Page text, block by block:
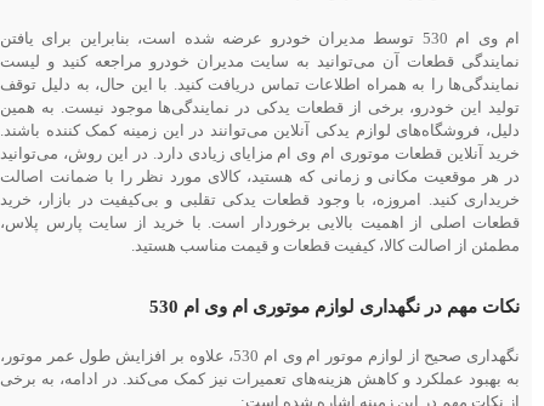
ام وی ام 530 توسط مدیران خودرو عرضه شده است، بنابراین برای یافتن
نمایندگی قطعات آن می‌توانید به سایت مدیران خودرو مراجعه کنید و لیست
نمایندگی‌ها را به همراه اطلاعات تماس دریافت کنید. با این حال، به دلیل توقف
تولید این خودرو، برخی از قطعات یدکی در نمایندگی‌ها موجود نیست. به همین
دلیل، فروشگاه‌های لوازم یدکی آنلاین می‌توانند در این زمینه کمک کننده باشند.
خرید آنلاین قطعات موتوری ام وی ام مزایای زیادی دارد. در این روش، می‌توانید
در هر موقعیت مکانی و زمانی که هستید، کالای مورد نظر را با ضمانت اصالت
خریداری کنید. امروزه، با وجود قطعات یدکی تقلبی و بی‌کیفیت در بازار، خرید
قطعات اصلی از اهمیت بالایی برخوردار است. با خرید از سایت پارس پلاس،
مطمئن از اصالت کالا، کیفیت قطعات و قیمت مناسب هستید.
نکات مهم در نگهداری لوازم موتوری ام وی ام 530
نگهداری صحیح از لوازم موتور ام وی ام 530، علاوه بر افزایش طول عمر موتور،
به بهبود عملکرد و کاهش هزینه‌های تعمیرات نیز کمک می‌کند. در ادامه، به برخی
از نکات مهم در این زمینه اشاره شده است: